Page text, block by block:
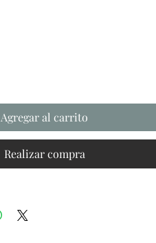
Agregar al carrito
Realizar compra